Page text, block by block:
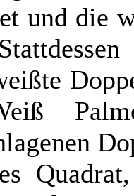
und die